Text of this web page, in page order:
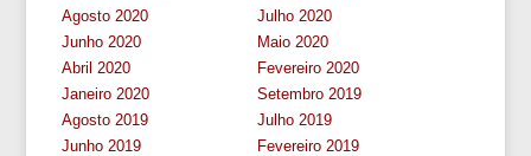
Agosto 2020
Julho 2020
Junho 2020
Maio 2020
Abril 2020
Fevereiro 2020
Janeiro 2020
Setembro 2019
Agosto 2019
Julho 2019
Junho 2019
Fevereiro 2019